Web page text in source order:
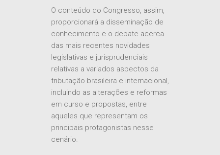
O conteúdo do Congresso, assim,
proporcionará a disseminação de
conhecimento e o debate acerca
das mais recentes novidades
legislativas e jurisprudenciais
relativas a variados aspectos da
tributação brasileira e internacional,
incluindo as alterações e reformas
em curso e propostas, entre
aqueles que representam os
principais protagonistas nesse
cenário.